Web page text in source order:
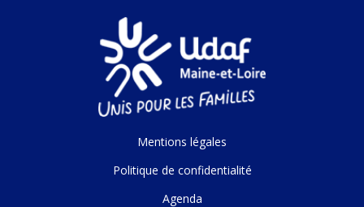
Mentions légales
Politique de confidentialité
Agenda